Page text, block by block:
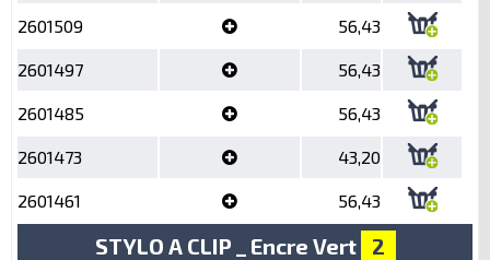
2601509 56,43
2601497 56,43
2601485 56,43
2601473 43,20
2601461 56,43
STYLO A CLIP _ Encre Vert 2